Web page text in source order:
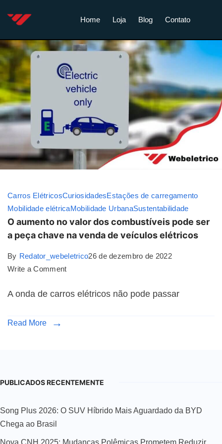
Home Loja Blog Contato
Carros ElétricosCuriosidadesEstações de carregamento
Mobilidade elétricaMobilidade UrbanaSustentabilidade
O aumento no valor dos combustíveis pode ser
a peça chave na venda de veículos elétricos
By Redator_webeletrico26 de dezembro de 2022
Write a Comment
A onda de carros elétricos não pode passar
Read More
PUBLICADOS RECENTEMENTE
Song Plus 2026: O SUV Híbrido Mais Aguardado da BYD
Chega ao Brasil